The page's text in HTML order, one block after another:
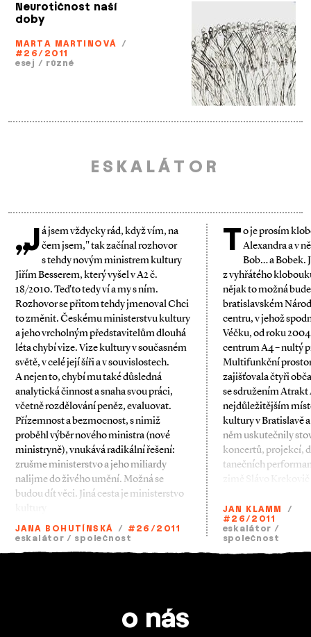
Neurotičnost naší
doby
MARTA MARTINOVÁ /
#26/2011
esej / různé
ESKALÁTOR
„J
á jsem vždycky rád, když vím, na
čem jsem," tak začínal rozhovor
s tehdy novým ministrem kultury
Jiřím Besserem, který vyšel v A2 č.
18/2010. Teď to tedy ví a my s ním.
Rozhovor se přitom tehdy jmenoval Chci
to změnit. Českému ministerstvu kultury
a jeho vrcholným představitelům dlouhá
léta chybí vize. Vize kultury v současném
světě, v celé její šíři a v souvislostech.
A nejen to, chybí mu také důsledná
analytická činnost a snaha svou práci,
včetně rozdělování peněz, evaluovat.
Přízemnost a bezmocnost, s nimiž
proběhl výběr nového ministra (nové
ministryně), vnukává radikální řešení:
zrušme ministerstvo a jeho miliardy
nalijme do živého umění. Možná se
budou dít věci. Jiná cesta je ministerstvo
JANA BOHUTÍNSKÁ / #26/2011
eskalátor / společnost
T
o je prosím
Alexandra a v
Bob… a Bobek.
z vyhřátého
nějak to možná
bratislavském
centru, v jehož
Véčku, od roku
centrum A4 – nultý
Multifunkční
zajišťovala čtyři
se sdružením Atrakt
nejdůležitějším
kultury v Bratislavě
něm uskutečnily
koncertů, projekcí,
tanečních
zimě Slávo
JAN KLAMM
/
#26/2011
eskalátor /
společnost
o nás